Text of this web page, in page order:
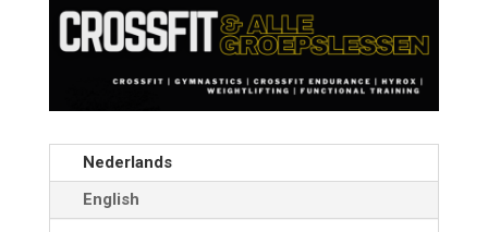
Nederlands
English